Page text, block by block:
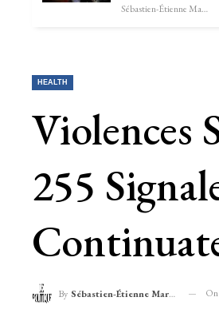
Sébastien-Étienne Marechal
HEALTH
Violences
255
By Sébastien-Étienne Marechal On